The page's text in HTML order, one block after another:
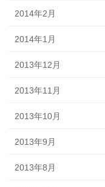
2014年2月
2014年1月
2013年12月
2013年11月
2013年10月
2013年9月
2013年8月